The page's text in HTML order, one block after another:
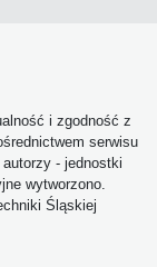
i zgodność z
serwisu
- jednostki
wytworzono.
Śląskiej